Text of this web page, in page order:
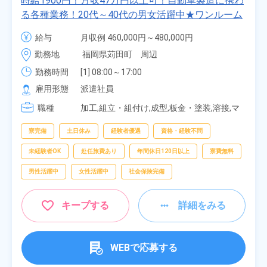
る各種業務！20代～40代の男女活躍中★ワンルーム
寮無料！マイカー通勤OK！無料駐車場あり！赴任旅
費会社負担！社員食堂あり！日払いあり！土日休
み！特別賞与90万円支給！《福岡県京都郡苅田町》
給与
月収例 460,000円～480,000円
時給 1,900円～1,900円
勤務地
福岡県苅田町　周辺
勤務時間
[1] 08:00～17:00
[2] 20:00～05:00
[3] 06:30～15:00
[4] 14:30～23:00
雇用形態
派遣社員
職種
加工,組立・組付け,成型,板金・塗装,溶接,マ
査,物流・配送
寮完備 土日休み 経験者優遇 資格・経験不問
未経験者OK 赴任旅費あり 年間休日120日以上 寮費無料
男性活躍中 女性活躍中 社会保険完備
キープする 詳細をみる
WEBで応募する